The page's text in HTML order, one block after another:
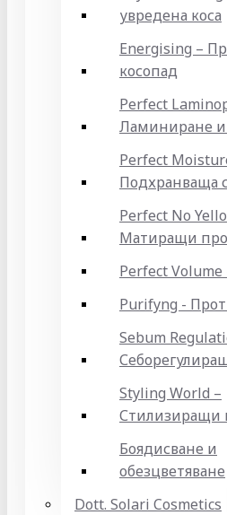
увредена коса
Energising –
косопад
Perfect
Ламиниране и
Perfect
Подхранваща
Perfect No
Матиращи
Perfect Volume
Purifyng -
Sebum
Styling World –
Стилизиращи
Боядисване и
обезцветяване
Dott. Solari Cosmetics